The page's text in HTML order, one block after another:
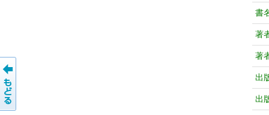
書
著
著
出
出